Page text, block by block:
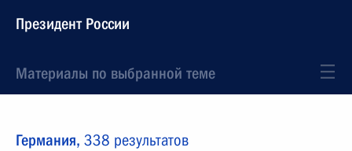
Президент России
Материалы по выбранной теме
Германия, 338 результатов